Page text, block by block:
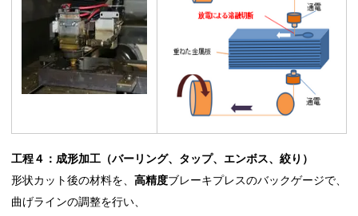
工程４：成形加工（バーリング、タップ、エンボス、絞り）
形状カット後の材料を、 高精度ブレーキプレスのバックゲージで、
曲げラインの調整を行い、